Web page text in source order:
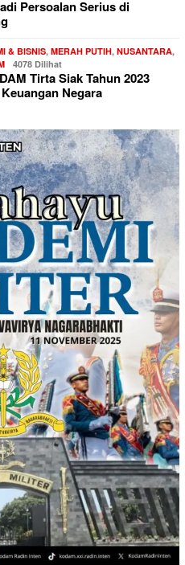
Persoalan Serius di
& BISNIS, MERAH PUTIH, NUSANTARA,
4078 Dilihat
Tirta Siak Tahun 2023
Negara